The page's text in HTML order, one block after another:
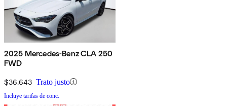
2025 Mercedes-Benz CLA 250
FWD
$36,643 Trato justo
Incluye tarifas de conc.